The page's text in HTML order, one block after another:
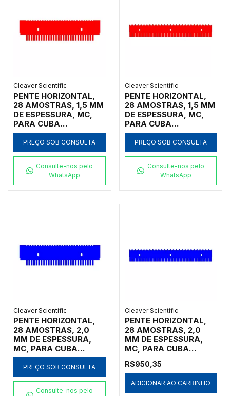
Cleaver Scientific
PENTE HORIZONTAL,
28 AMOSTRAS, 1,5 MM
DE ESPESSURA, MC,
PARA CUBA
HORIZONTAL MARCA
CLEAVER SCIENTIFIC
MODELOS MSCHOICE7,
MSCHOICE15,
MSCHOICETRIO,
MSCHOICETRIO15,
MSCHOICEST25 -
PREÇO SOB CONSULTA
Consulte-nos pelo
WhatsApp
Cleaver Scientific
PENTE HORIZONTAL,
28 AMOSTRAS, 1,5 MM
DE ESPESSURA, MC,
PARA CUBA
HORIZONTAL MARCA
CLEAVER SCIENTIFIC
MODELOS
MSSCREEN24,
MSSCREEN32,
MSSCREENTRIO,
MSSCREEN24-NC,
PREÇO SOB CONSULTA
Consulte-nos pelo
WhatsApp
Cleaver Scientific
PENTE HORIZONTAL,
28 AMOSTRAS, 2,0
MM DE ESPESSURA,
MC, PARA CUBA
HORIZONTAL MARCA
CLEAVER SCIENTIFIC
MODELOS MSCHOICE7,
PREÇO SOB CONSULTA
Consulte-nos pelo
Cleaver Scientific
PENTE HORIZONTAL,
28 AMOSTRAS, 2,0
MM DE ESPESSURA,
MC, PARA CUBA
CLEAVER SCIENTIFIC
MODELOS
MSSCREEN16,
R$950,35
ADICIONAR AO CARRINHO